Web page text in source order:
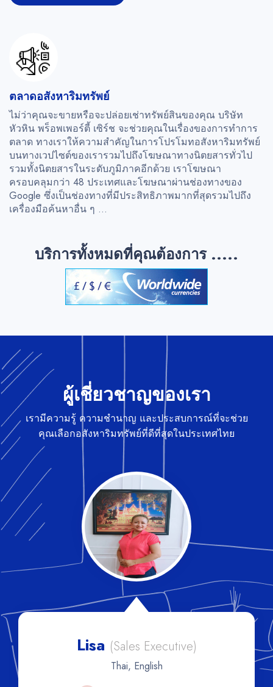
ตลาดอสังหาริมทรัพย์
ไม่ว่าคุณจะขายหรือจะปล่อยเช่าทรัพย์สินของคุณ บริษัท
หัวหิน พร็อพเพอร์ตี้ เซิร์ช จะช่วยคุณในเรื่องของการทำการ
ตลาด ทางเราให้ความสำคัญในการโปรโมทอสังหาริมทรัพย์
บนทางเวปไซต์ของเรารวมไปถึงโฆษณาทางนิตยสารทั่วไป
รวมทั้งนิตยสารในระดับภูมิภาคอีกด้วย เราโฆษณา
ครอบคลุมกว่า 48 ประเทศและโฆษณาผ่านช่องทางของ
Google ซึ่งเป็นช่องทางที่มีประสิทธิภาพมากที่สุดรวมไปถึง
เครื่องมือค้นหาอื่น ๆ ...
บริการทั้งหมดที่คุณต้องการ .....
ผู้เชี่ยวชาญของเรา
เรามีความรู้ ความชำนาญ และประสบการณ์ที่จะช่วย
คุณเลือกอสังหาริมทรัพย์ที่ดีที่สุดในประเทศไทย
Lisa (Sales Executive)
Thai, English